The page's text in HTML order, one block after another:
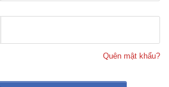
Quên mật khẩu?